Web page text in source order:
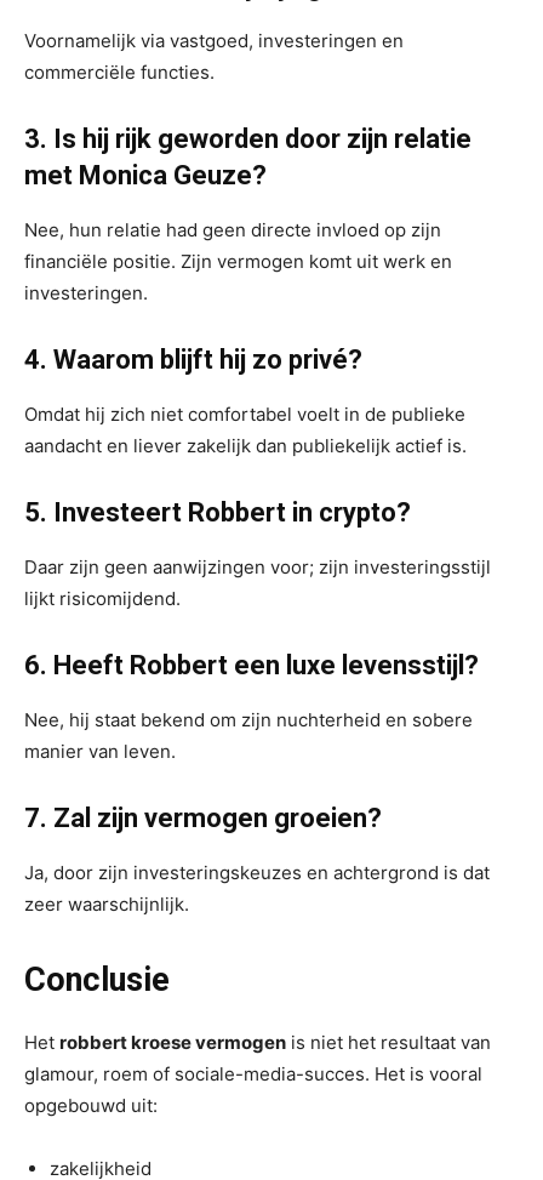
Voornamelijk via vastgoed, investeringen en
commerciële functies.
3. Is hij rijk geworden door zijn relatie
met Monica Geuze?
Nee, hun relatie had geen directe invloed op zijn
financiële positie. Zijn vermogen komt uit werk en
investeringen.
4. Waarom blijft hij zo privé?
Omdat hij zich niet comfortabel voelt in de publieke
aandacht en liever zakelijk dan publiekelijk actief is.
5. Investeert Robbert in crypto?
Daar zijn geen aanwijzingen voor; zijn investeringsstijl
lijkt risicomijdend.
6. Heeft Robbert een luxe levensstijl?
Nee, hij staat bekend om zijn nuchterheid en sobere
manier van leven.
7. Zal zijn vermogen groeien?
Ja, door zijn investeringskeuzes en achtergrond is dat
zeer waarschijnlijk.
Conclusie
Het robbert kroese vermogen is niet het resultaat van
glamour, roem of sociale-media-succes. Het is vooral
opgebouwd uit:
zakelijkheid